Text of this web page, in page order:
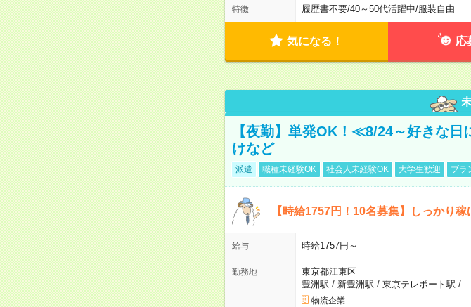
特徴 履歴書不要/40～50代活躍中/服装自由
気になる！ 応
【夜勤】単発OK！≪8/24～好きな
けなど
派遣 職種未経験OK 社会人未経験OK 大学生歓迎 ブラ
【時給1757円！10名募集】しっかり
給与 時給1757円～
勤務地
東京都江東区
豊洲駅 / 新豊洲駅 / 東京テレポート駅 /
物流企業